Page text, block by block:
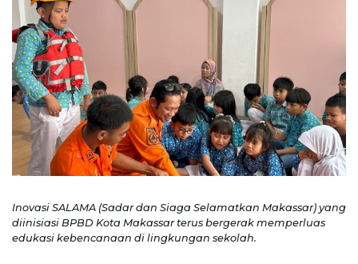
Inovasi SALAMA (Sadar dan Siaga Selamatkan Makassar) yang
diinisiasi BPBD Kota Makassar terus bergerak memperluas
edukasi kebencanaan di lingkungan sekolah.